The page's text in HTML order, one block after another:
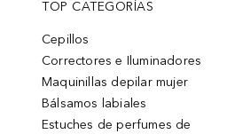
TOP CATEGORÍAS
Cepillos
Correctores e Iluminadores
Maquinillas depilar mujer
Bálsamos labiales
Estuches de perfumes de